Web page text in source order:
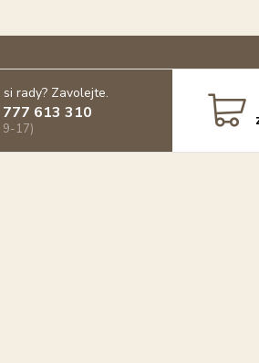
rady? Zavolejte.
613 310
9-17)